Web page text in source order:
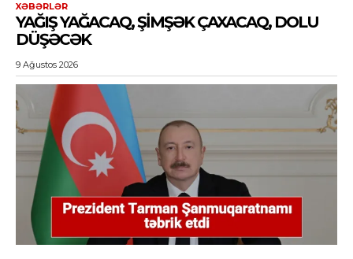
XƏBƏRLƏR
YAĞIŞ YAĞACAQ, ŞIMŞƏK ÇAXACAQ, DOLU
DÜŞƏCƏK
9 Ağustos 2026